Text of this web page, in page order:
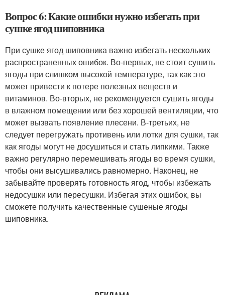
Вопрос 6: Какие ошибки нужно избегать при
сушке ягод шиповника
При сушке ягод шиповника важно избегать нескольких
распространенных ошибок. Во-первых, не стоит сушить
ягоды при слишком высокой температуре, так как это
может привести к потере полезных веществ и
витаминов. Во-вторых, не рекомендуется сушить ягоды
в влажном помещении или без хорошей вентиляции, что
может вызвать появление плесени. В-третьих, не
следует перегружать противень или лотки для сушки, так
как ягоды могут не досушиться и стать липкими. Также
важно регулярно перемешивать ягоды во время сушки,
чтобы они высушивались равномерно. Наконец, не
забывайте проверять готовность ягод, чтобы избежать
недосушки или пересушки. Избегая этих ошибок, вы
сможете получить качественные сушеные ягоды
шиповника.